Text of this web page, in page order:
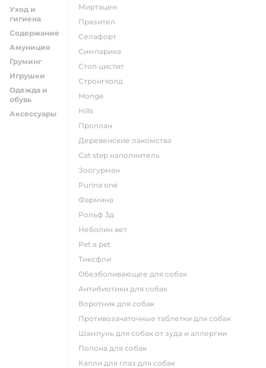
Уход и
гигиена
Содержание
Амуниция
Груминг
Игрушки
Одежда и
обувь
Аксессуары
миртацен
празител
селафорт
симпарика
стоп цистит
стронгхолд
monge
hills
проплан
деревенские лакомства
cat step наполнитель
зоогурман
purina one
фармина
рольф 3д
неболин вет
pet a pet
тиксфли
обезболивающее для собак
антибиотики для собак
воротник для собак
противозачаточные таблетки для собак
шампунь для собак от зуда и аллергии
попона для собак
капли для глаз для собак